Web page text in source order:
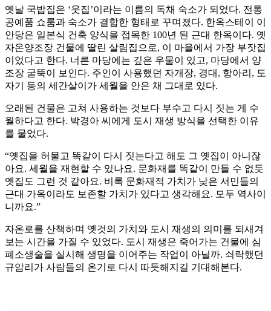
옛날 국밥집은 ‘웃집’이라는 이름의 독채 숙소가 되었다. 전통
공예품 쇼룸과 숙소가 결합한 형태로 꾸며졌다. 한옥스테이 이
안당은 일본식 건축 양식을 접목한 100년 된 근대 한옥이다. 옛
자온양조장 건물에 딸린 살림집으로, 이 마을에서 가장 부잣집
이었다고 한다. 너른 마당에는 깊은 우물이 있고, 마당에서 양
조장 굴뚝이 보인다. 주인이 사용했던 자개장, 경대, 항아리, 도
자기 등의 세간살이가 세월을 안은 채 그대로 있다.
오래된 건물은 고쳐 사용하는 것보다 부수고 다시 짓는 게 수
월하다고 한다. 박경아 씨에게 도시 재생 방식을 선택한 이유
를 물었다.
“옛집을 허물고 똑같이 다시 짓는다고 해도 그 옛집이 아니잖
아요. 세월을 재현할 수 있나요. 문화재를 똑같이 만들 수 없듯
옛집도 그런 것 같아요. 비록 문화재적 가치가 낮은 서민들의
근대 가옥이라도 보존할 가치가 있다고 생각해요. 모두 역사이
니까요.”
자온로를 산책하며 옛것의 가치와 도시 재생의 의미를 되새겨
보는 시간을 가질 수 있었다. 도시 재생은 죽어가는 건물에 심
폐소생술을 실시해 생명을 이어주는 작업이 아닐까. 쇠락했던
규암리가 사람들의 온기로 다시 따듯해지길 기대해본다.